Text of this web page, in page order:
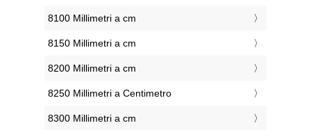
8100 Millimetri a cm
8150 Millimetri a cm
8200 Millimetri a cm
8250 Millimetri a Centimetro
8300 Millimetri a cm